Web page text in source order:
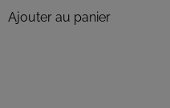
Ajouter au panier